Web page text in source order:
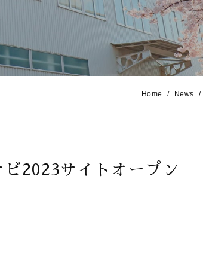
Home News
2023サイトオープン